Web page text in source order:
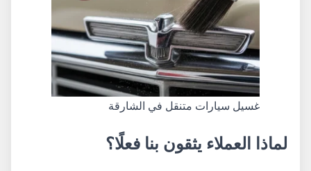
غسيل سيارات متنقل في الشارقة
لماذا العملاء يثقون بنا فعلًا؟